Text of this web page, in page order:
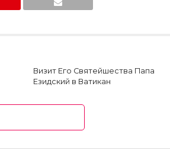
Визит Его Святейшества Папа
Езидский в Ватикан